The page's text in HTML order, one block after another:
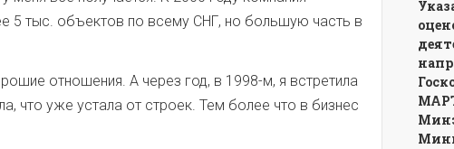
5 тыс. объектов по всему СНГ, но большую часть в
отношения. А через год, в 1998-м, я встретила
что уже устала от строек. Тем более что в бизнес